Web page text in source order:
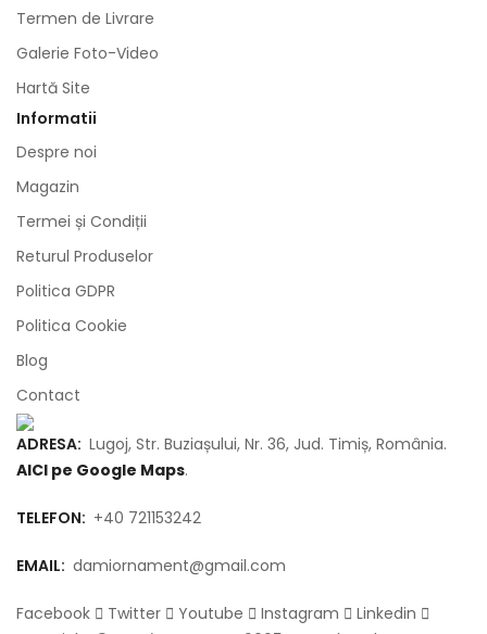
Termen de Livrare
Galerie Foto-Video
Hartă Site
Informatii
Despre noi
Magazin
Termei și Condiții
Returul Produselor
Politica GDPR
Politica Cookie
Blog
Contact
ADRESA: Lugoj, Str. Buziașului, Nr. 36, Jud. Timiș, România.
AICI pe Google Maps.
TELEFON: +40 721153242
EMAIL: damiornament@gmail.com
Facebook Twitter Youtube Instagram
Linkedin